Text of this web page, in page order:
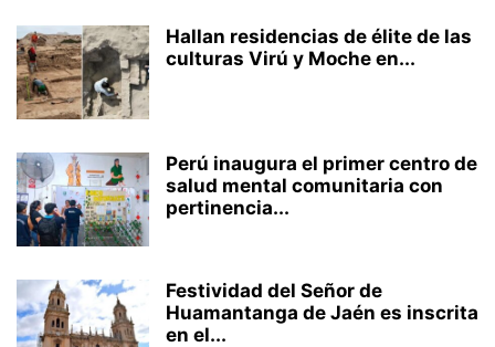
Hallan residencias de élite de las
culturas Virú y Moche en...
Perú inaugura el primer centro de
salud mental comunitaria con
pertinencia...
Festividad del Señor de
Huamantanga de Jaén es inscrita
en el...